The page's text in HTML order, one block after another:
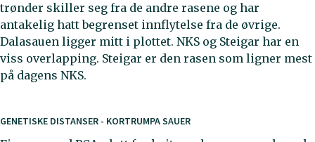
trønder skiller seg fra de andre rasene og har
antakelig hatt begrenset innflytelse fra de øvrige.
Dalasauen ligger mitt i plottet. NKS og Steigar har en
viss overlapping. Steigar er den rasen som ligner mest
på dagens NKS.
GENETISKE DISTANSER - KORTRUMPA SAUER